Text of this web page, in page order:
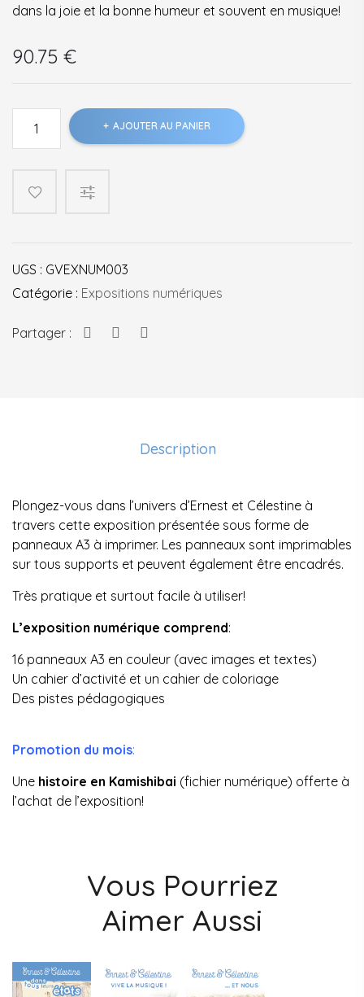
dans la joie et la bonne humeur et souvent en musique!
90.75 €
fête"
AJOUTER AU PANIER
UGS : GVEXNUM003
Catégorie : Expositions numériques
Partager :
Description
Plongez-vous dans l’univers d’Ernest et Célestine à
travers cette exposition présentée sous forme de
panneaux A3 à imprimer. Les panneaux sont imprimables
sur tous supports et peuvent également être encadrés.
Très pratique et surtout facile à utiliser!
L’exposition numérique comprend:
16 panneaux A3 en couleur (avec images et textes)
Un cahier d’activité et un cahier de coloriage
Des pistes pédagogiques
Promotion du mois:
Une histoire en Kamishibai (fichier numérique) offerte à
l’achat de l’exposition!
Vous Pourriez
Aimer Aussi